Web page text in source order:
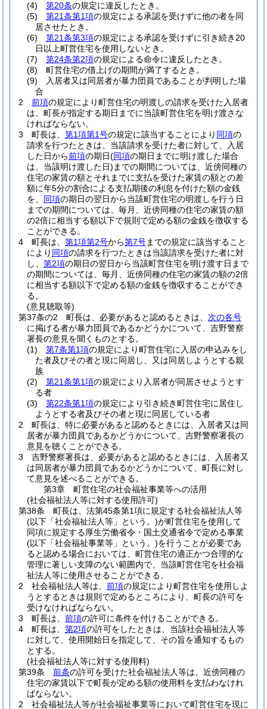
(4)
第20条の規定に違反したとき。
(5)
第21条第1項の規定による承認を受けずに他の者を同
居させたとき。
(6)
第21条第3項の規定による承認を受けずに引き続き20
日以上町営住宅を使用しないとき。
(7)
第24条第2項の規定による命令に違反したとき。
(8)
町営住宅の借上げの期間が満了するとき。
(9)
入居者又は同居者が暴力団員であることが判明した場
合
2
前項の規定により町営住宅の明渡しの請求を受けた入居者
は、町長が指定する期日までに当該町営住宅を明け渡さな
ければならない。
3
町長は、 第1項第1号の規定に該当することにより 同項の
請求を行つたときは、当該請求を受けた者に対して、入居
した日から前項の期日(同項の期日までに明け渡した場合
は、当該明け渡した日) までの期間については、近傍同種の
住宅の家賃の額とそれまでに支払を受けた家賃の額との差
額に年5分の割合による支払期後の利息を付けた額の金銭
を、 同項の期日の翌日から当該町営住宅の明渡しを行う日
までの期間については、毎月、近傍同種の住宅の家賃の額
の2倍に相当する額以下で規則で定める額の金銭を徴収する
ことができる。
4
町長は、 第1項第2号から第7号までの規定に該当すること
により 同項の請求を行つたときは当該請求を受けた者に対
し、 第2項の期日の翌日から当該町営住宅を明け渡す日まで
の期間については、毎月、近傍同種の住宅の家賃の額の2倍
に相当する額以下で定める額の金銭を徴収することができ
る。
(意見聴取等)
第37条の2
町長は、必要があると認めるときは、 次の各号
に掲げる者が暴力団員であるかどうかについて、吉野警察
署長の意見を聞くものとする。
(1)
第7条第1項の規定により町営住宅に入居の申込みをし
た者及びその者と現に同居し、又は同居しようとする親
族
(2)
第21条第1項の規定により入居者が同居させようとす
る者
(3)
第22条第1項の規定により引き続き町営住宅に居住し
ようとする者及びその者と現に同居している者
2
町長は、特に必要があると認めるときには、入居者又は同
居者が暴力団員であるかどうかについて、吉野警察署長の
意見を聴くことができる。
3
吉野警察署長は、必要があると認めるときには、入居者又
は同居者が暴力団員であるかどうかについて、町長に対し
て意見を述べることができる。
第3章
町営住宅の社会福祉事業等への活用
(社会福祉法人等に対する使用許可)
第38条
町長は、法第45条第1項に規定する社会福祉法人等
(以下「社会福祉法人等」という。)が町営住宅を使用して
同項に規定する厚生労働省令・国土交通省令で定める事業
(以下「社会福祉事業等」という。)を行うことが必要であ
ると認める場合においては、町営住宅の適正かつ合理的な
管理に著しい支障のない範囲内で、当該町営住宅を社会福
祉法人等に使用させることができる。
2
社会福祉法人等は、 前項の規定により町営住宅を使用しよ
うとするときは規則で定めるところにより、町長の許可を
受けなければならない。
3
町長は、 前項の許可に条件を付けることができる。
4
町長は、 第2項の許可をしたときは、当該社会福祉法人等
に対して、使用開始日を指定して、その旨を通知するもの
とする。
(社会福祉法人等に対する使用料)
第39条
前条の許可を受けた社会福祉法人等は、近傍同種の
住宅の家賃以下で町長が定める額の使用料を支払わなけれ
ばならない。
2
社会福祉法人等が社会福祉事業等において町営住宅を現に